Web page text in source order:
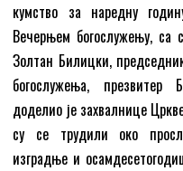
кумство за наредну
Вечерњем богослужењу, са
Золтан Билицки,
богослужења, презвитер
доделио је захвалнице
су се трудили око
изградње и